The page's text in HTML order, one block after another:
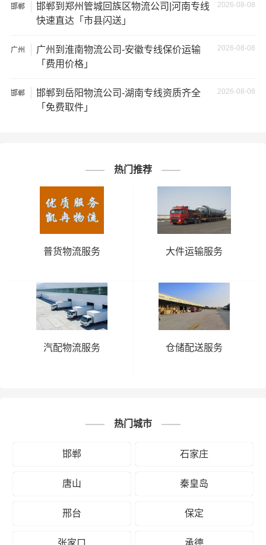
可能需要支付额外的费用来修复或替换物品，导致经济损
# 益阳专线
邯郸 2026-08-08
邯郸到郑州管城回族区物流公司|河南专线
快速直达「市县闪送」
广州 2026-08-08
广州到淮南物流公司-安徽专线保价运输
「费用价格」
邯郸 2026-08-08
邯郸到岳阳物流公司-湖南专线资质齐全
「免费取件」
热门推荐
普货物流服务 大件运输服务
汽配物流服务 仓储配送服务
热门城市
邯郸 石家庄
唐山 秦皇岛
邢台 保定